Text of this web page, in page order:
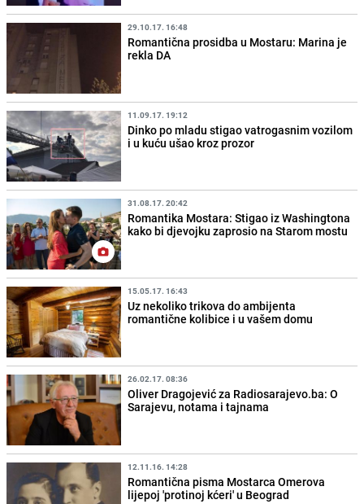
29.10.17. 16:48
Romantična prosidba u Mostaru: Marina je
rekla DA
11.09.17. 19:12
Dinko po mladu stigao vatrogasnim vozilom
i u kuću ušao kroz prozor
31.08.17. 20:42
Romantika Mostara: Stigao iz Washingtona
kako bi djevojku zaprosio na Starom mostu
15.05.17. 16:43
Uz nekoliko trikova do ambijenta
romantične kolibice i u vašem domu
26.02.17. 08:36
Oliver Dragojević za Radiosarajevo.ba: O
Sarajevu, notama i tajnama
12.11.16. 14:28
Romantična pisma Mostarca Omerova
lijepoj 'protinoj kćeri' u Beograd